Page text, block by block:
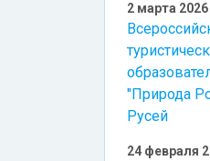
2 марта 2026
"Природа
Русей
24 февраля